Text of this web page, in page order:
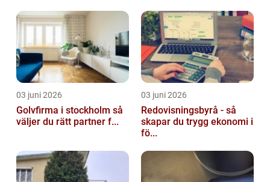
03 juni 2026
Golvfirma i stockholm så
väljer du rätt partner f...
03 juni 2026
Redovisningsbyrå - så
skapar du trygg ekonomi i
fö...